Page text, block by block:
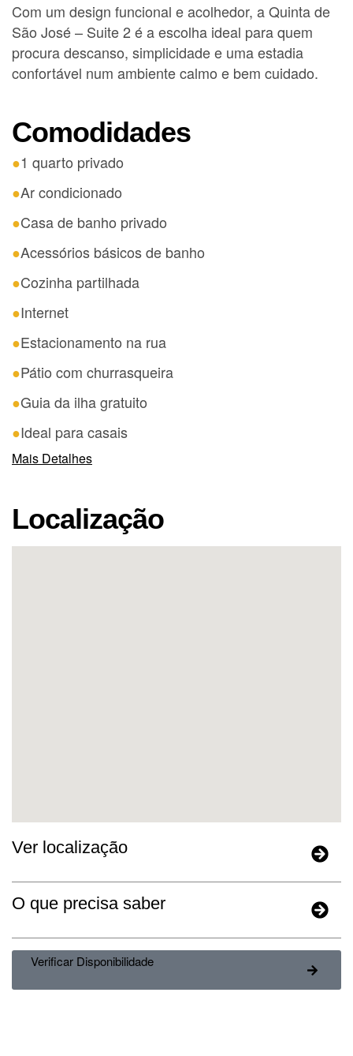
Verificar Disponibilidade
Com um design funcional e acolhedor, a Quinta de
São José – Suite 2 é a escolha ideal para quem
procura descanso, simplicidade e uma estadia
confortável num ambiente calmo e bem cuidado.
Comodidades
1 quarto privado
Ar condicionado
Casa de banho privado
Acessórios básicos de banho
Cozinha partilhada
Internet
Estacionamento na rua
Pátio com churrasqueira
Guia da ilha gratuito
Ideal para casais
Mais Detalhes
Localização
Ver localização
O que precisa saber